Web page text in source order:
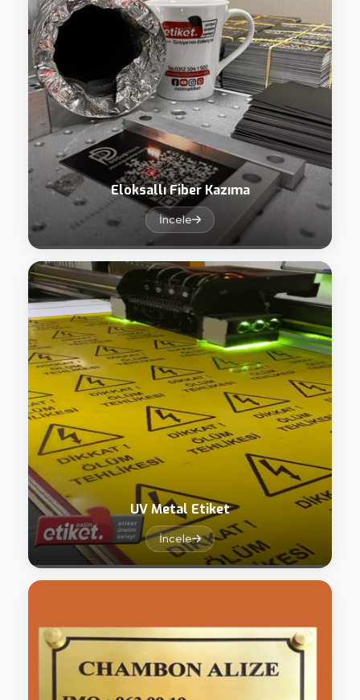
Eloksallı Fiber Kazıma
İncele
UV Metal Etiket
İncele